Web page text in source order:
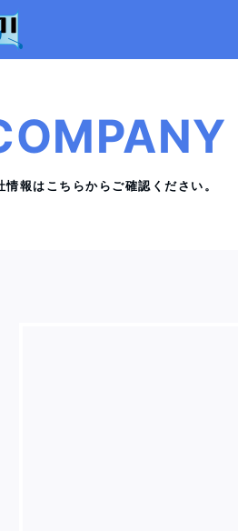
情報はこちらからご確認ください。